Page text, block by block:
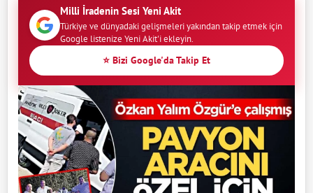
Milli İradenin Sesi Yeni Akit
Türkiye ve dünyadaki gelişmeleri yakından takip etmek için
Google listenize Yeni Akit'i ekleyin.
⭐ Bizi Google'da Takip Et